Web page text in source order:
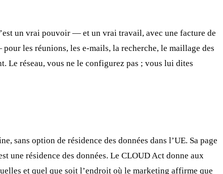
un vrai pouvoir — et un vrai travail, avec une facture de
les réunions, les e-mails, la recherche, le maillage des
Le réseau, vous ne le configurez pas ; vous lui dites
sans option de résidence des données dans l’UE. Sa page
une résidence des données. Le CLOUD Act donne aux
et quel que soit l’endroit où le marketing affirme que